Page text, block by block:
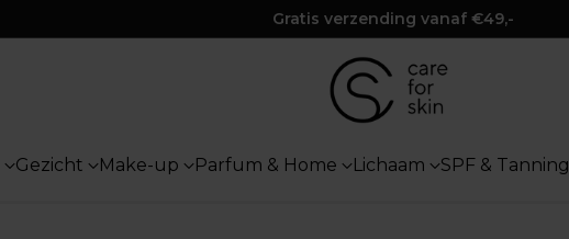
Gezicht Make-up Parfum & Home Lichaam SPF & Tanning